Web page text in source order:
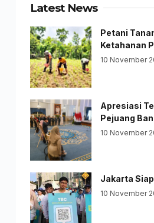
Latest News
Petani
Ketahanan
10 November
Apresiasi
Pejuang
10 November
Jakarta
10 November